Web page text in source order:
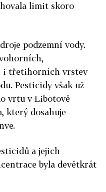
limit skoro
podzemní vody.
i třetihorních vrstev
Pesticidy však už
vrtu v Libotově
který dosahuje
a jejich
byla devětkrát